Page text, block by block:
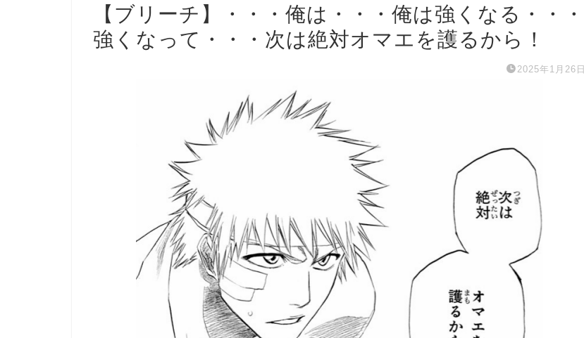
【ブリーチ】・・・俺は・・・俺は強くなる・・・
強くなって・・・次は絶対オマエを護るから！
2025年1月26日